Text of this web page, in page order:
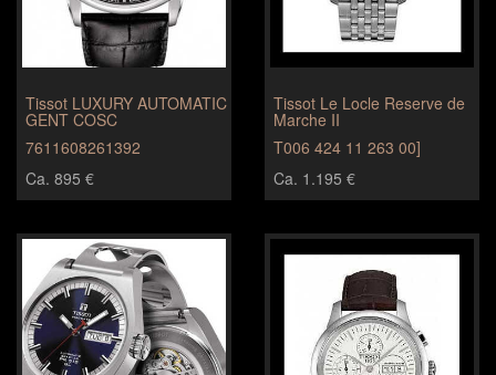
Tissot LUXURY AUTOMATIC
GENT COSC
7611608261392
Ca. 895 €
Tissot Le Locle Reserve de
Marche II
T006 424 11 263 00]
Ca. 1.195 €